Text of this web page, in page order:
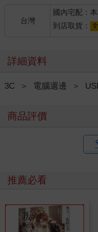
台灣
國內宅配：
到店取貨：
詳細資料
3C ＞ 電腦週邊 ＞
商品評價
推薦必看